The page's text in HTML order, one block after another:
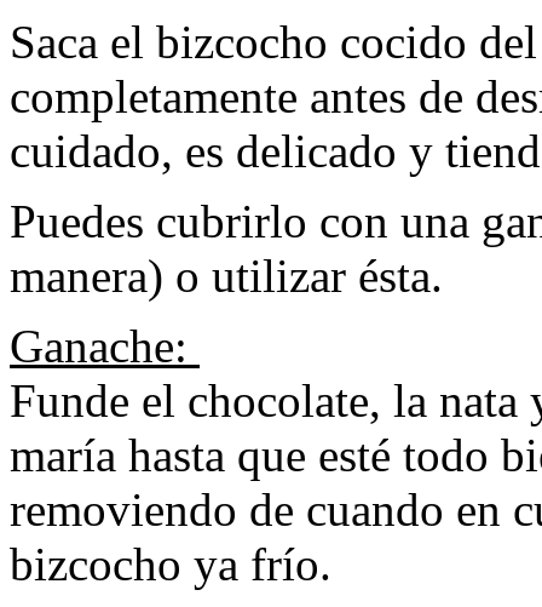
Saca el bizcocho cocido
completamente antes de
cuidado, es delicado y
Puedes cubrirlo con una
manera) o utilizar ésta.
Ganache:
Funde el chocolate, la nata
maría hasta que esté todo
removiendo de cuando en
bizcocho ya frío.